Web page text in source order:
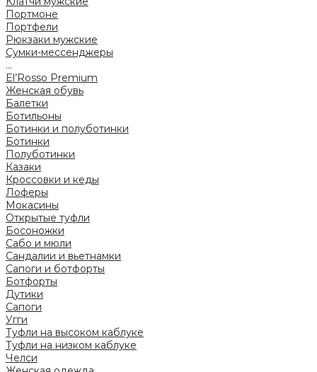
Портмоне
Портфели
Рюкзаки мужские
Сумки-мессенджеры
...
El’Rosso Premium
Женская обувь
Балетки
Ботильоны
Ботинки и полуботинки
Ботинки
Полуботинки
Казаки
Кроссовки и кеды
Лоферы
Мокасины
Открытые туфли
Босоножки
Сабо и мюли
Сандалии и вьетнамки
Сапоги и ботфорты
Ботфорты
Дутики
Сапоги
Угги
Туфли на высоком каблуке
Туфли на низком каблуке
Челси